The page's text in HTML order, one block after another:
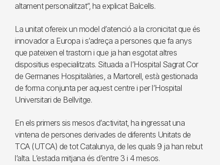
altament personalitzat”, ha explicat Balcells.
La unitat ofereix un model d’atenció a la cronicitat que és
innovador a Europa i s’adreça a persones que fa anys
que pateixen el trastorn i que ja han esgotat altres
dispositius especialitzats. Situada a l’Hospital Sagrat Cor
de Germanes Hospitalàries, a Martorell, està gestionada
de forma conjunta per aquest centre i per l’Hospital
Universitari de Bellvitge.
En els primers sis mesos d’activitat, ha ingressat una
vintena de persones derivades de diferents Unitats de
TCA (UTCA) de tot Catalunya, de les quals 9 ja han rebut
l’alta. L’estada mitjana és d’entre 3 i 4 mesos.